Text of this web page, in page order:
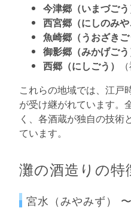
今津郷（いまづごう
西宮郷（にしのみや
魚崎郷（うおざきご
御影郷（みかげごう
西郷（にしごう）
これらの地域では、江戸
が受け継がれています。
く、各酒蔵が独自の技術
ています。
灘の酒造りの特
宮水（みやみず）